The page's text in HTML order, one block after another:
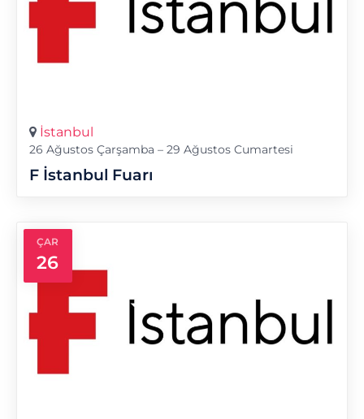
26 Ağustos Çarşamba – 29 Ağustos Cumartesi
F İstanbul Fuarı
İstanbul
ÇAR
26